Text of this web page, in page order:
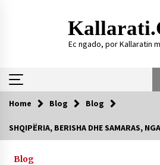
Ec ngado, por Kallaratin
Te rejat
SHOQATËS “KALLARATI”
Home Blog Blog
SHQIPËRIA, BERISHA DHE SAMARAS,
Blog